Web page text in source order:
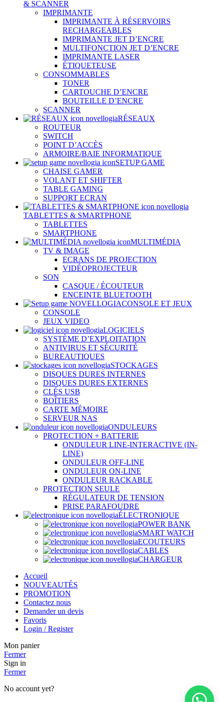
& SCANNER
IMPRIMANTE
IMPRIMANTE À RÉSERVOIRS
RECHARGEABLES
IMPRIMANTE JET D’ENCRE
MULTIFONCTION JET D’ENCRE
IMPRIMANTE LASER
ÉTIQUETEUSE
CONSOMMABLES
TONER
CARTOUCHE D’ENCRE
BOUTEILLE D’ENCRE
SCANNER
RÉSEAUX
ROUTEUR
SWITCH
POINT D’ACCÈS
ARMOIRE/BAIE INFORMATIQUE
SETUP GAME
CHAISE GAMER
VOLANT ET SHIFTER
TABLE GAMING
SUPPORT ECRAN
TABLETTES & SMARTPHONE
TABLETTES
SMARTPHONE
MULTIMÉDIA
TV & IMAGE
ECRANS DE PROJECTION
VIDÉOPROJECTEUR
SON
CASQUE / ÉCOUTEUR
ENCEINTE BLUETOOTH
CONSOLE ET JEUX
CONSOLE
JEUX VIDEO
LOGICIELS
SYSTÈME D’EXPLOITATION
ANTIVIRUS ET SÉCURITÉ
BUREAUTIQUES
STOCKAGES
DISQUES DURES INTERNES
DISQUES DURES EXTERNES
CLÉS USB
BOÎTIERS
CARTE MÉMOIRE
SERVEUR NAS
ONDULEURS
PROTECTION + BATTERIE
ONDULEUR LINE-INTERACTIVE (IN-
LINE)
ONDULEUR OFF-LINE
ONDULEUR ON-LINE
ONDULEUR RACKABLE
PROTECTION SEULE
RÉGULATEUR DE TENSION
PRISE PARAFOUDRE
ÉLECTRONIQUE
POWER BANK
SMART WATCH
ECOUTEURS
CABLES
CHARGEUR
Accueil
NOUVEAUTÉS
PROMOTION
Contactez nous
Demander un devis
Favoris
Login / Register
Mon panier
Fermer
Sign in
Fermer
No account yet?